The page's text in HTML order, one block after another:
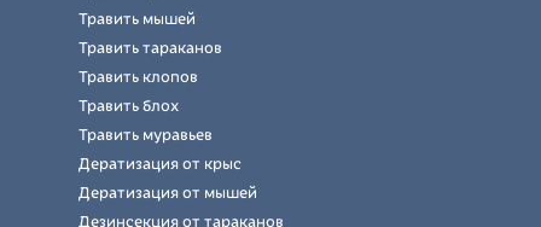
Травить мышей
Травить тараканов
Травить клопов
Травить блох
Травить муравьев
Дератизация от крыс
Дератизация от мышей
Дезинсекция от тараканов